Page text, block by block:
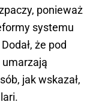
ponieważ
systemu
że pod
umarzają
jak wskazał,